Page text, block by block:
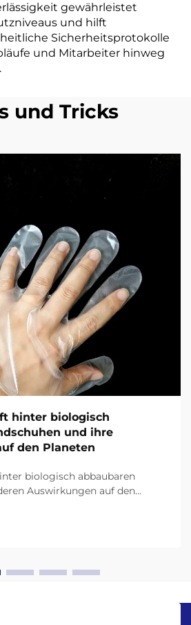
gewährleistet
und hilft
Sicherheitsprotokolle
und Mitarbeiter hinweg
und Tricks
hinter biologisch
und ihre
den Planeten
biologisch abbaubaren
Auswirkungen auf den
Lösung für die
doch ihre